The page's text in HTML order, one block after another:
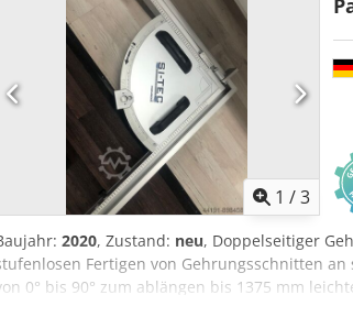
1 /3
2020, Zustand: neu, Doppelseitiger
Fertigen von Gehrungsschnitten
0° bis 90° zum ablängen bis 1375 mm
der Säge geeignet für Panhans Modelle